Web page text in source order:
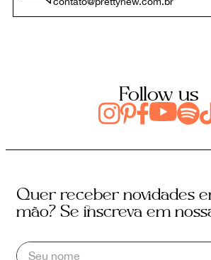
Follow us
Quer receber novidades
mão? Se inscreva em